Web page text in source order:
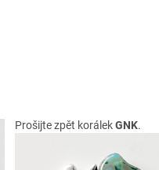
Prošijte zpět korálekGNK.